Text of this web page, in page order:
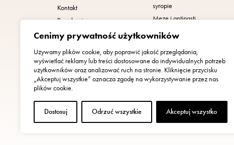
Cenimy prywatność użytkowników
Używamy plików cookie, aby poprawić jakość przeglądania,
wyświetlać reklamy lub treści dostosowane do indywidualnych potrzeb
użytkowników oraz analizować ruch na stronie. Kliknięcie przycisku
„Akceptuj wszystkie” oznacza zgodę na wykorzystywanie przez nas
plików cookie.
Dostosuj Odrzuć wszystkie Akceptuj wszystko
Kontakt
Regulamin
Polityka prywatności
syropie
Meze i antipasti
Miody
Nowości
Oliwki i pasty oliwkowe
Oliwy z oliwek